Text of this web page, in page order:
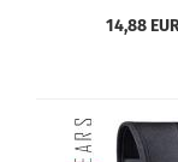
14,88